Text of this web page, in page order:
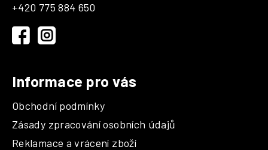
+420 775 884 650
Informace pro vás
Obchodní podmínky
Zásady zpracování osobních údajů
Reklamace a vrácení zboží